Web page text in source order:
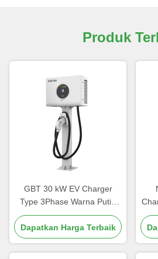
Produk
GBT 30 kW EV Charger
Type 3Phase Warna Putih
OEM LOGO Pengisian
Baterai China Manufacturer
Dapatkan Harga Terbaik
5